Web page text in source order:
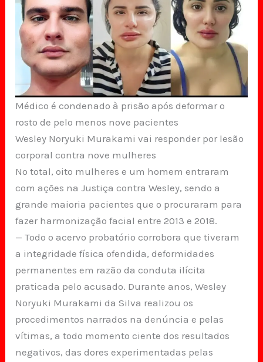
Médico é condenado à prisão após deformar o
rosto de pelo menos nove pacientes
Wesley Noryuki Murakami vai responder por lesão
corporal contra nove mulheres
No total, oito mulheres e um homem entraram
com ações na Justiça contra Wesley, sendo a
grande maioria pacientes que o procuraram para
fazer harmonização facial entre 2013 e 2018.
— Todo o acervo probatório corrobora que tiveram
a integridade física ofendida, deformidades
permanentes em razão da conduta ilícita
praticada pelo acusado. Durante anos, Wesley
Noryuki Murakami da Silva realizou os
procedimentos narrados na denúncia e pelas
vítimas, a todo momento ciente dos resultados
negativos, das dores experimentadas pelas